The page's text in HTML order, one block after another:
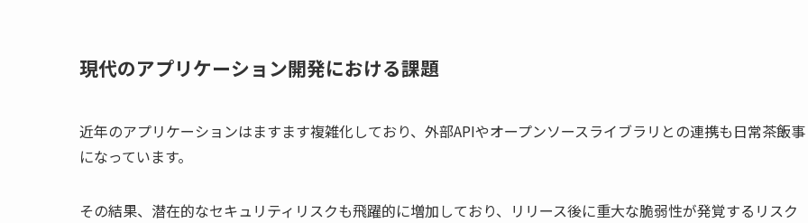
現代のアプリケーション開発における課題
近年のアプリケーションはますます複雑化しており、外部APIやオープンソースライブラリとの連携も日常茶飯事
になっています。
その結果、潜在的なセキュリティリスクも飛躍的に増加しており、リリース後に重大な脆弱性が発覚するリスク